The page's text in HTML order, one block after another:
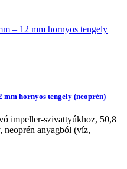
hornyos tengely (neoprén)
impeller-szivattyúkhoz, 50,8
neoprén anyagból (víz,